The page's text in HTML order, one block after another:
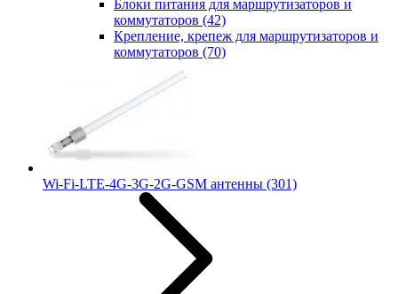
Блоки питания для маршрутизаторов и
коммутаторов (42)
Крепление, крепеж для маршрутизаторов и
коммутаторов (70)
Wi-Fi-LTE-4G-3G-2G-GSM антенны (301)